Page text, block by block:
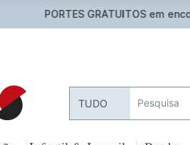
Oferta de
TUDO